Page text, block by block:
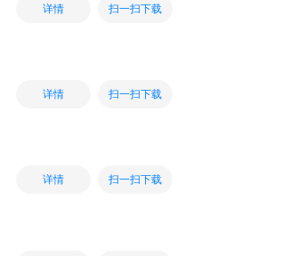
详情 扫一扫下载
详情 扫一扫下载
详情 扫一扫下载